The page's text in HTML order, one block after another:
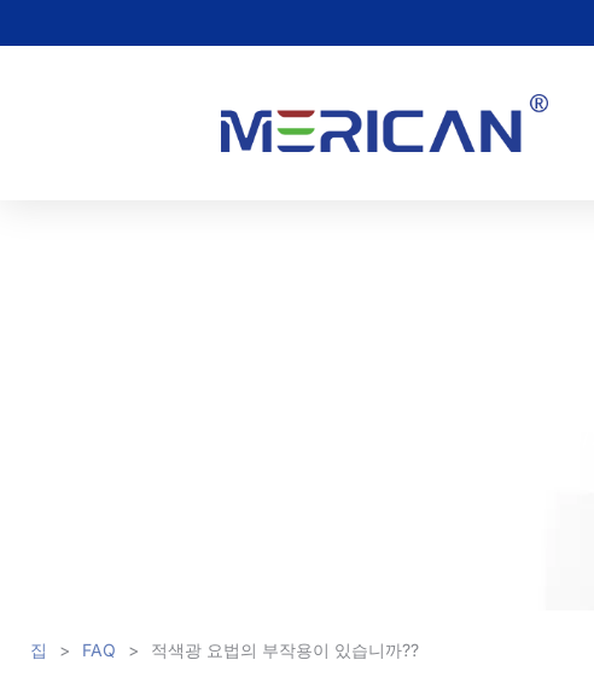
적색광 요법의 부작용이
집 > FAQ > 적색광 요법의 부작용이 있습니까??